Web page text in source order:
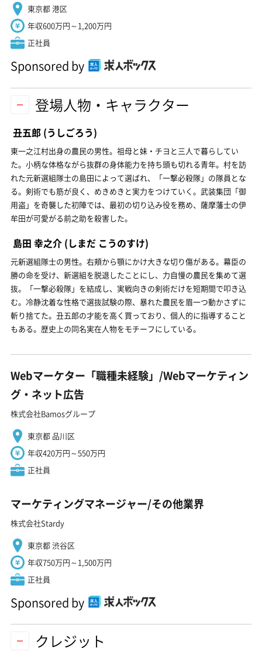
東京都 港区
年収600万円～1,200万円
正社員
Sponsored by
登場人物・キャラクター
丑五郎 (うしごろう)
東一之江村出身の農民の男性。祖母と妹・チヨと三人で暮らしてい
た。小柄な体格ながら抜群の身体能力を持ち頭も切れる青年。村を訪
れた元新選組隊士の島田によって選ばれ、「一撃必殺隊」の隊員とな
る。剣術でも筋が良く、めきめきと実力をつけていく。武装集団「御
用盗」を奇襲した初陣では、最初の切り込み役を務め、薩摩藩士の伊
牟田が可愛がる前之助を殺害した。
島田 幸之介 (しまだ こうのすけ)
元新選組隊士の男性。右頬から顎にかけ大きな切り傷がある。幕臣の
勝の命を受け、新選組を脱退したことにし、力自慢の農民を集めて選
抜。「一撃必殺隊」を結成し、実戦向きの剣術だけを短期間で叩き込
む。冷静沈着な性格で選抜試験の際、暴れた農民を眉一つ動かさずに
斬り捨てた。丑五郎の才能を高く買っており、個人的に指導すること
もある。歴史上の同名実在人物をモチーフにしている。
Webマーケター「職種未経験」/Webマーケティン
グ・ネット広告
株式会社Bamosグループ
東京都 品川区
年収420万円～550万円
正社員
マーケティングマネージャー/その他業界
株式会社Stardy
東京都 渋谷区
年収750万円～1,500万円
正社員
Sponsored by
クレジット